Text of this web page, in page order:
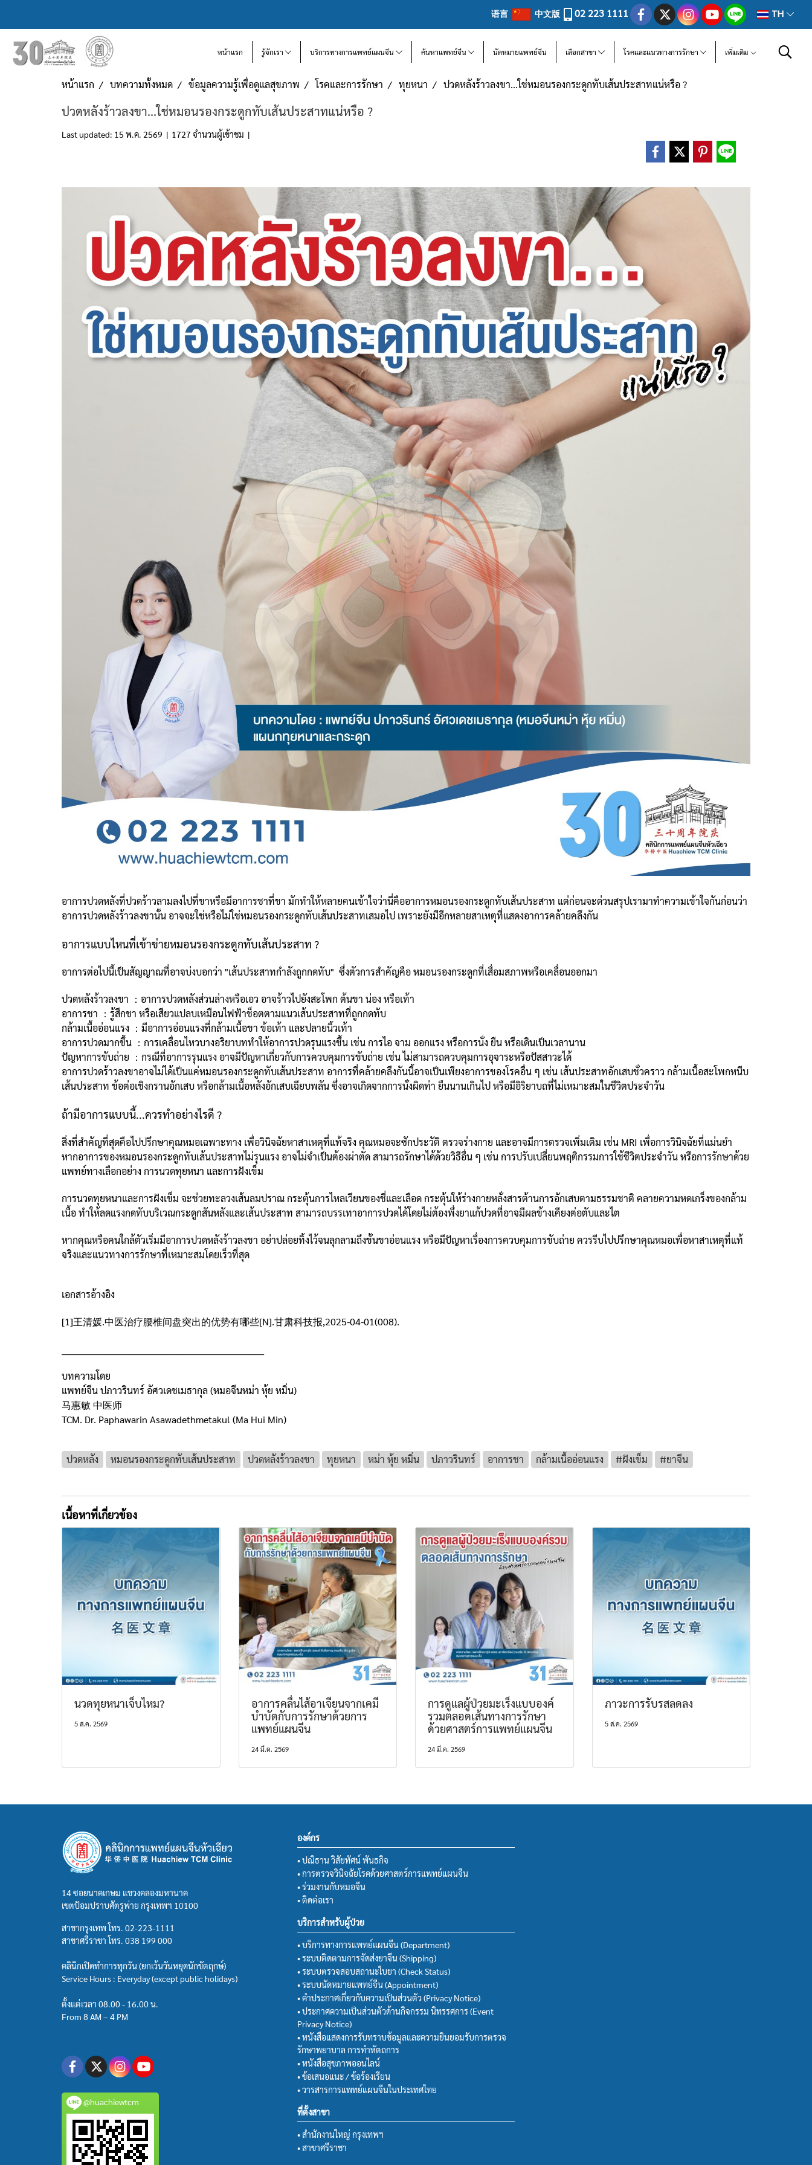
语言 中文版 02 223 1111 TH
หน้าแรก รู้จักเรา บริการทางการแพทย์แผนจีน ค้นหาแพทย์จีน นัดหมายแพทย์จีน เลือกสาขา โรคและแนวทางการรักษา เพิ่มเติม
หน้าแรก บทความทั้งหมด ข้อมูลความรู้เพื่อดูแลสุขภาพ โรคและการรักษา ทุยหนา ปวดหลังร้าวลงขา...ใช่หมอนรองกระดูกทับเส้นประสาทแน่หรือ ?
ปวดหลังร้าวลงขา...ใช่หมอนรองกระดูกทับเส้นประสาทแน่หรือ ?
Last updated: 15 พ.ค. 2569 | 1727 จำนวนผู้เข้าชม |
อาการปวดหลังที่ปวดร้าวลามลงไปที่ขาหรือมีอาการชาที่ขา มักทำให้หลายคนเข้าใจว่านี่คืออาการหมอนรองกระดูกทับเส้นประสาท แต่ก่อนจะด่วนสรุปเรามาทำความเข้าใจกันก่อนว่า
อาการปวดหลังร้าวลงขานั้น อาจจะใช่หรือไม่ใช่หมอนรองกระดูกทับเส้นประสาทเสมอไป เพราะยังมีอีกหลายสาเหตุที่แสดงอาการคล้ายคลึงกัน
อาการแบบไหนที่เข้าข่ายหมอนรองกระดูกทับเส้นประสาท ?
อาการต่อไปนี้เป็นสัญญาณที่อาจบ่งบอกว่า "เส้นประสาทกำลังถูกกดทับ" ซึ่งตัวการสำคัญคือ หมอนรองกระดูกที่เสื่อมสภาพหรือเคลื่อนออกมา
ปวดหลังร้าวลงขา ：อาการปวดหลังส่วนล่างหรือเอว อาจร้าวไปยังสะโพก ต้นขา น่อง หรือเท้า
อาการชา ：รู้สึกชา หรือเสียวแปลบเหมือนไฟฟ้าช็อตตามแนวเส้นประสาทที่ถูกกดทับ
กล้ามเนื้ออ่อนแรง ：มีอาการอ่อนแรงที่กล้ามเนื้อขา ข้อเท้า และปลายนิ้วเท้า
อาการปวดมากขึ้น ：การเคลื่อนไหวบางอริยาบททำให้อาการปวดรุนแรงขึ้น เช่น การไอ จาม ออกแรง หรือการนั่ง ยืน หรือเดินเป็นเวลานาน
ปัญหาการขับถ่าย ：กรณีที่อาการรุนแรง อาจมีปัญหาเกี่ยวกับการควบคุมการขับถ่าย เช่น ไม่สามารถควบคุมการอุจาระหรือปัสสาวะได้
อาการปวดร้าวลงขาอาจไม่ได้เป็นแค่หมอนรองกระดูกทับเส้นประสาท อาการที่คล้ายคลึงกันนี้อาจเป็นเพียงอาการของโรคอื่น ๆ เช่น เส้นประสาทอักเสบชั่วคราว กล้ามเนื้อสะโพกหนีบ
เส้นประสาท ข้อต่อเชิงกรานอักเสบ หรือกล้ามเนื้อหลังอักเสบเฉียบพลัน ซึ่งอาจเกิดจากการนั่งผิดท่า ยืนนานเกินไป หรือมีอิริยาบถที่ไม่เหมาะสมในชีวิตประจำวัน
ถ้ามีอาการแบบนี้...ควรทำอย่างไรดี ?
สิ่งที่สำคัญที่สุดคือไปปรึกษาคุณหมอเฉพาะทาง เพื่อวินิจฉัยหาสาเหตุที่แท้จริง คุณหมอจะซักประวัติ ตรวจร่างกาย และอาจมีการตรวจเพิ่มเติม เช่น MRI เพื่อการวินิจฉัยที่แม่นยำ
หากอาการของหมอนรองกระดูกทับเส้นประสาทไม่รุนแรง อาจไม่จำเป็นต้องผ่าตัด สามารถรักษาได้ด้วยวิธีอื่น ๆ เช่น การปรับเปลี่ยนพฤติกรรมการใช้ชีวิตประจำวัน หรือการรักษาด้วย
แพทย์ทางเลือกอย่าง การนวดทุยหนา และการฝังเข็ม
การนวดทุยหนาและการฝังเข็ม จะช่วยทะลวงเส้นลมปราณ กระตุ้นการไหลเวียนของชี่และเลือด กระตุ้นให้ร่างกายหลั่งสารต้านการอักเสบตามธรรมชาติ คลายความหดเกร็งของกล้าม
เนื้อ ทำให้ลดแรงกดทับบริเวณกระดูกสันหลังและเส้นประสาท สามารถบรรเทาอาการปวดได้โดยไม่ต้องพึ่งยาแก้ปวดที่อาจมีผลข้างเคียงต่อตับและไต
หากคุณหรือคนใกล้ตัวเริ่มมีอาการปวดหลังร้าวลงขา อย่าปล่อยทิ้งไว้จนลุกลามถึงขั้นขาอ่อนแรง หรือมีปัญหาเรื่องการควบคุมการขับถ่าย ควรรีบไปปรึกษาคุณหมอเพื่อหาสาเหตุที่แท้
จริงและแนวทางการรักษาที่เหมาะสมโดยเร็วที่สุด
เอกสารอ้างอิง
[1]王清媛.中医治疗腰椎间盘突出的优势有哪些[N].甘肃科技报,2025-04-01(008).
บทความโดย
แพทย์จีน ปภาวรินทร์ อัศวเดชเมธากุล (หมอจีนหม่า หุ้ย หมิ่น)
马惠敏 中医师
TCM. Dr. Paphawarin Asawadethmetakul (Ma Hui Min)
ปวดหลัง หมอนรองกระดูกทับเส้นประสาท ปวดหลังร้าวลงขา ทุยหนา หม่า หุ้ย หมิ่น ปภาวรินทร์ อาการชา กล้ามเนื้ออ่อนแรง #ฝังเข็ม #ยาจีน
เนื้อหาที่เกี่ยวข้อง
นวดทุยหนาเจ็บไหม?
5 ส.ค. 2569
อาการคลื่นไส้อาเจียนจากเคมี
บำบัดกับการรักษาด้วยการ
แพทย์แผนจีน
24 มี.ค. 2569
การดูแลผู้ป่วยมะเร็งแบบองค์
รวมตลอดเส้นทางการรักษา
ด้วยศาสตร์การแพทย์แผนจีน
24 มี.ค. 2569
ภาวะการรับรสลดลง
5 ส.ค. 2569
14 ซอยนาคเกษม แขวงคลองมหานาค
เขตป้อมปราบศัตรูพ่าย กรุงเทพฯ 10100
สาขากรุงเทพ โทร. 02-223-1111
สาขาศรีราชา โทร. 038 199 000
คลินิกเปิดทำการทุกวัน (ยกเว้นวันหยุดนักขัตฤกษ์)
Service Hours : Everyday (except public holidays)
ตั้งแต่เวลา 08.00 - 16.00 น.
From 8 AM – 4 PM
@huachiewtcm
องค์กร
• ปณิธาน วิสัยทัศน์ พันธกิจ
• การตรวจวินิจฉัยโรคด้วยศาสตร์การแพทย์แผนจีน
• ร่วมงานกับหมอจีน
• ติดต่อเรา
บริการสำหรับผู้ป่วย
• บริการทางการแพทย์แผนจีน (Department)
• ระบบติดตามการจัดส่งยาจีน (Shipping)
• ระบบตรวจสอบสถานะใบยา (Check Status)
• ระบบนัดหมายแพทย์จีน (Appointment)
• คำประกาศเกี่ยวกับความเป็นส่วนตัว (Privacy Notice)
• ประกาศความเป็นส่วนตัวด้านกิจกรรม นิทรรศการ (Event
Privacy Notice)
• หนังสือแสดงการรับทราบข้อมูลและความยินยอมรับการตรวจ
รักษาพยาบาล การทำหัตถการ
• หนังสือสุขภาพออนไลน์
• ข้อเสนอแนะ / ข้อร้องเรียน
• วารสารการแพทย์แผนจีนในประเทศไทย
ที่ตั้งสาขา
• สำนักงานใหญ่ กรุงเทพฯ
• สาขาศรีราชา